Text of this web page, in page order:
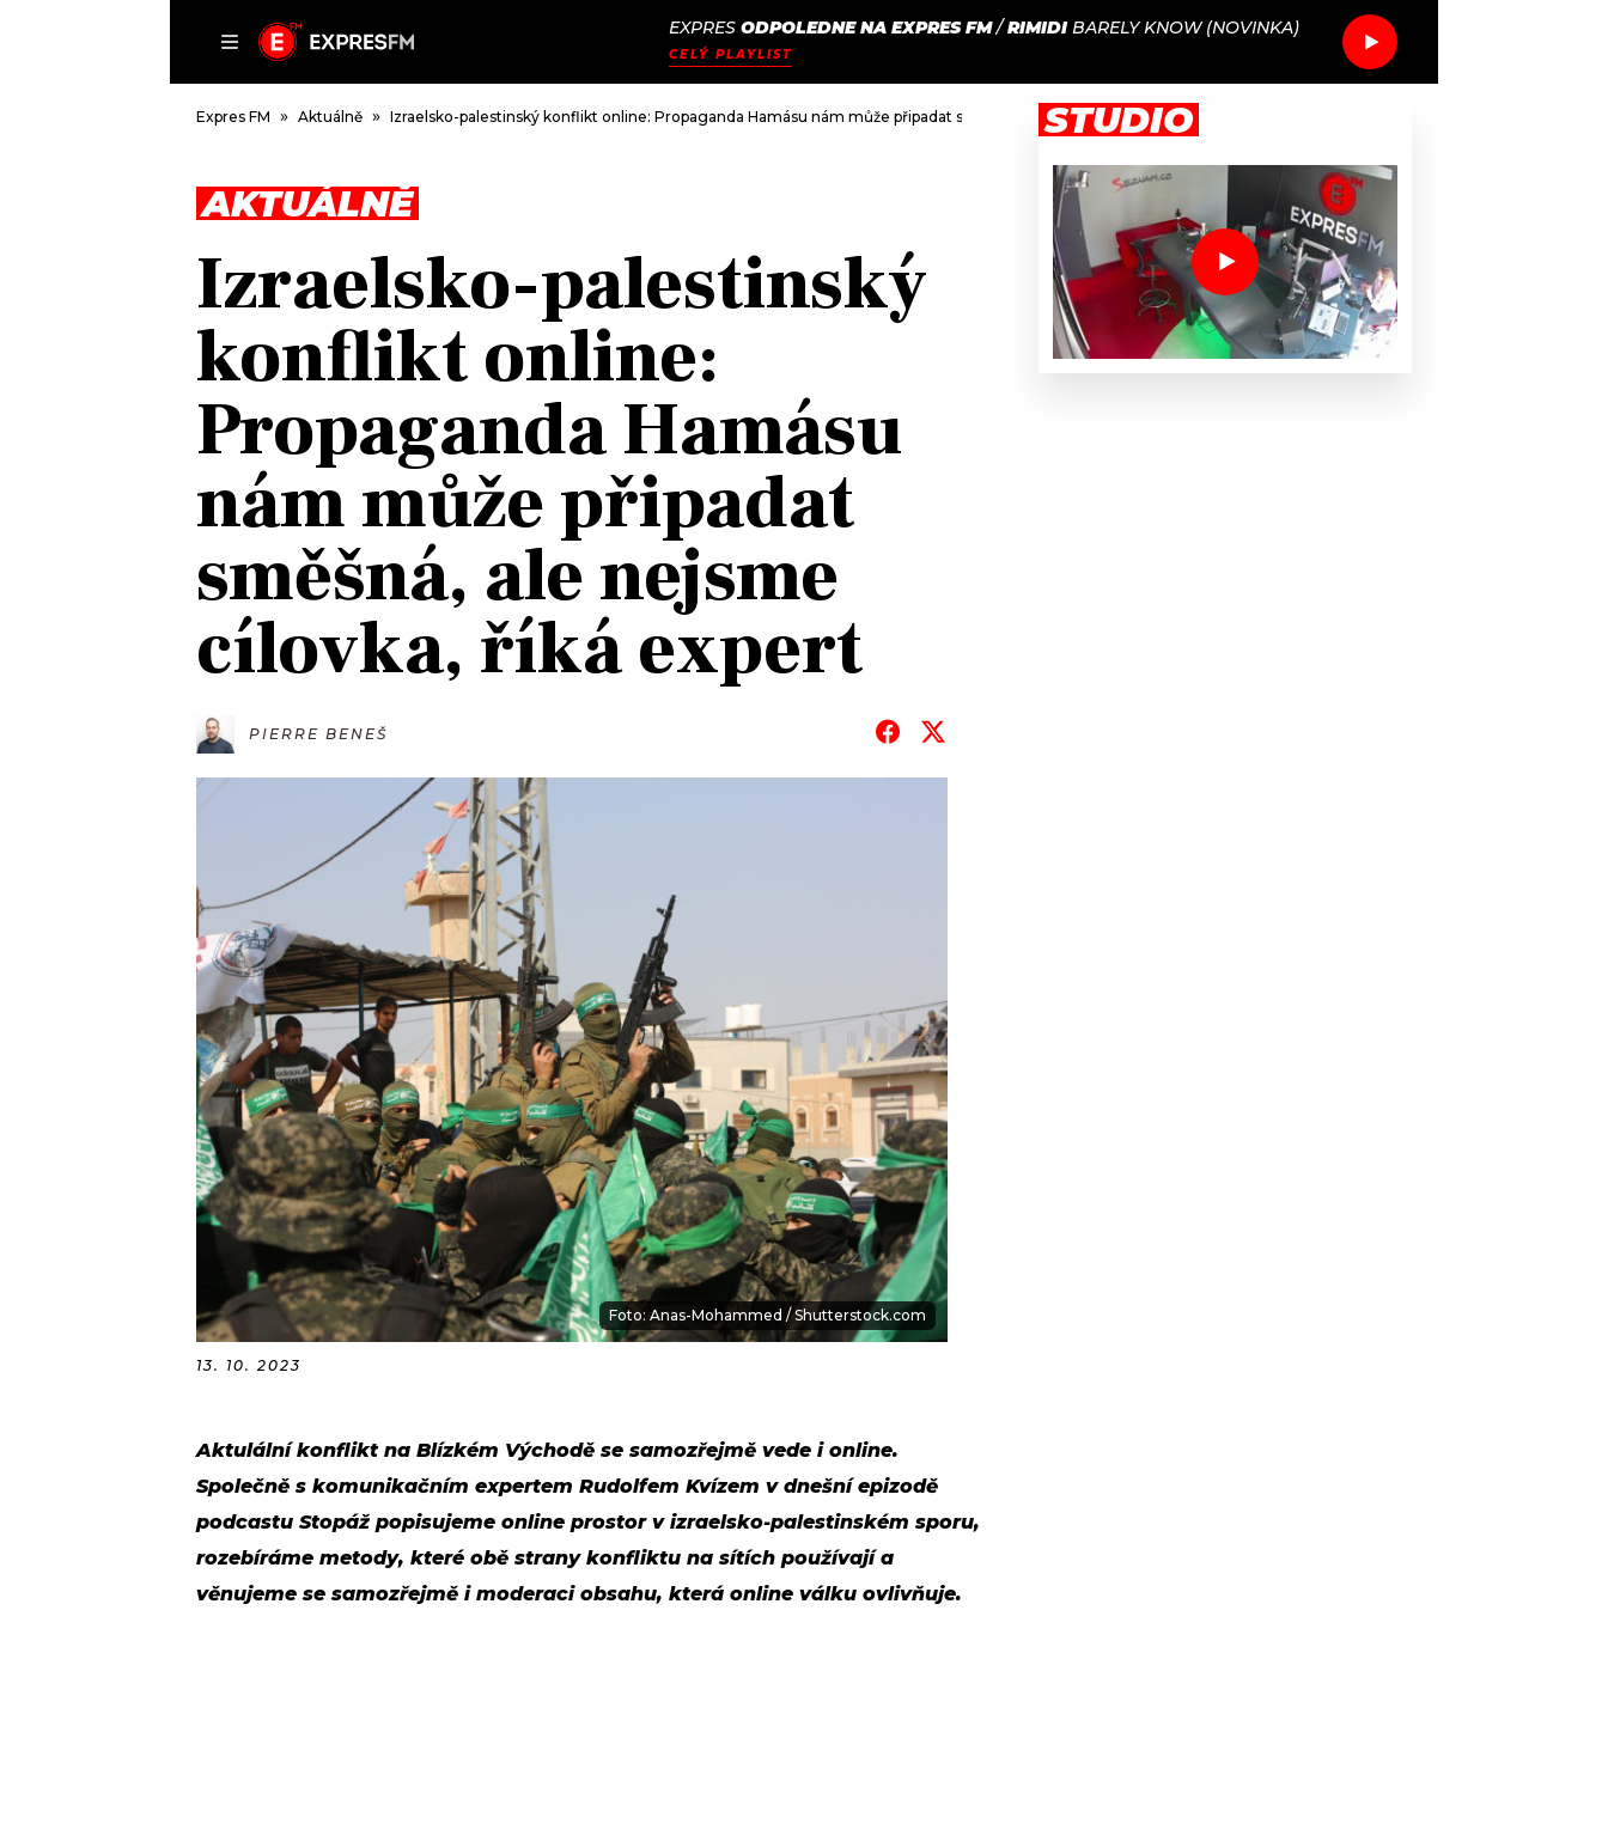
NALADIT
EXPRES ODPOLEDNE NA EXPRES FM/RIMIDI BARELY KNOW (NOVINKA)
CELÝ PLAYLIST
DOMŮ
ČLÁNKY
HUDBA
ROZHOVORY
#NEBUDUDOMA
KALENDÁŘ
KVÍZY
TRENDY
MIX
OSTATNÍ
PODCASTY
JAK NALADIT
RÁDIO
PROGRAM
SOUTĚŽE
Expres FM Aktuálně Izraelsko-palestinský konflikt online: Propaganda Hamásu nám může připadat směšná, ale nejsme cílovka, říká expert
AKTUÁLNĚ
Izraelsko-palestinský
konflikt online:
Propaganda Hamásu
nám může připadat
směšná, ale nejsme
cílovka, říká expert
PIERRE BENEŠ
Foto: Anas-Mohammed / Shutterstock.com
13. 10. 2023
Aktulální konflikt na Blízkém Východě se samozřejmě vede i online.
Společně s komunikačním expertem Rudolfem Kvízem v dnešní epizodě
podcastu Stopáž popisujeme online prostor v izraelsko-palestinském sporu,
rozebíráme metody, které obě strany konfliktu na sítích používají a
věnujeme se samozřejmě i moderaci obsahu, která online válku ovlivňuje.
STUDIO